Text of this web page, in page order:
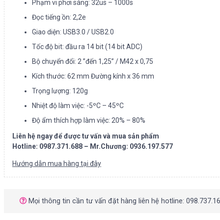
Phạm vi phơi sáng: 32us – 1000s
Đọc tiếng ồn: 2,2e
Giao diện: USB3.0 / USB2.0
Tốc độ bit: đầu ra 14 bit (14 bit ADC)
Bộ chuyển đổi: 2 ”đến 1,25” / M42 x 0,75
Kích thước: 62 mm Đường kính x 36 mm
Trọng lượng: 120g
Nhiệt độ làm việc: -5ºC – 45ºC
Độ ẩm thích hợp làm việc: 20% – 80%
Liên hệ ngay để được tư vấn và mua sản phẩm
Hotline: 0987.371.688 – Mr.Chương: 0936.197.577
Hướng dẫn mua hàng tại đây
Mọi thông tin cần tư vấn đặt hàng liên hệ hotline: